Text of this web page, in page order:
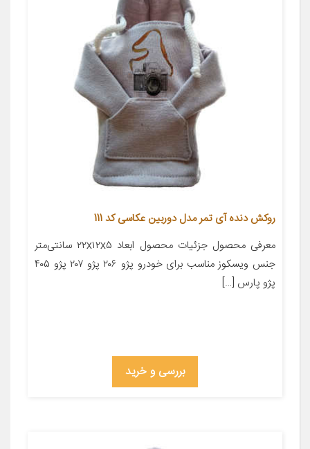
روکش دنده آی تمر مدل دوربین عکاسی کد 111
معرفی محصول جزئیات محصول ابعاد ۲۲x۱۲x۵ سانتی‌متر
جنس ویسکوز مناسب برای خودرو پژو ۲۰۶ پژو ۲۰۷ پژو ۴۰۵
پژو پارس […]
بررسی و خرید